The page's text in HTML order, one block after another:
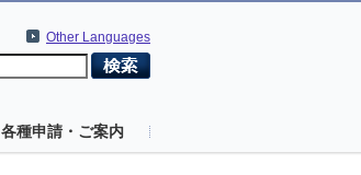
Other Languages
各種申請・ご案内